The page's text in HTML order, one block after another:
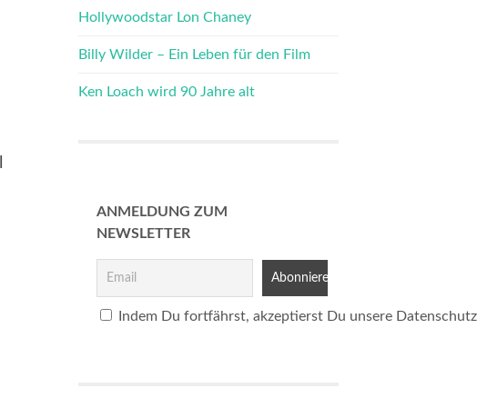
Hollywoodstar Lon Chaney
Billy Wilder – Ein Leben für den Film
Ken Loach wird 90 Jahre alt
ANMELDUNG ZUM
NEWSLETTER
Indem Du fortfährst, akzeptierst Du unsere